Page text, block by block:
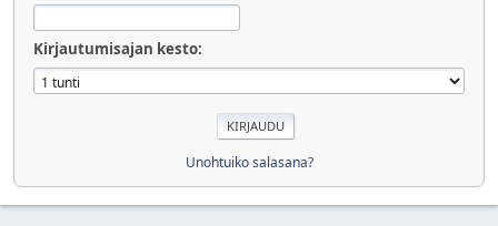
Kirjautumisajan kesto:
Unohtuiko salasana?